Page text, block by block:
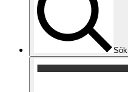
Sök